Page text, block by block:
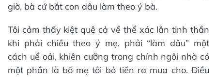
giờ, bà cứ bắt con dâu làm theo ý bà.
Tôi cảm thấy kiệt quệ cả về thể xác lẫn tinh thần
khi phải chiều theo ý mẹ, phải “làm dâu” một
cách uể oải, khiên cưỡng trong chính ngôi nhà có
một phần là bố mẹ tôi bỏ tiền ra mua cho. Điều